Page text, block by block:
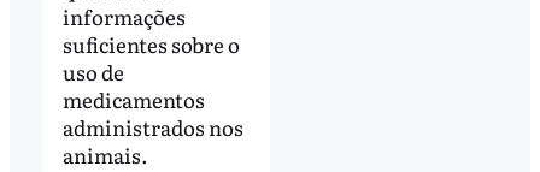
informações
suficientes sobre o
uso de
medicamentos
administrados nos
animais.